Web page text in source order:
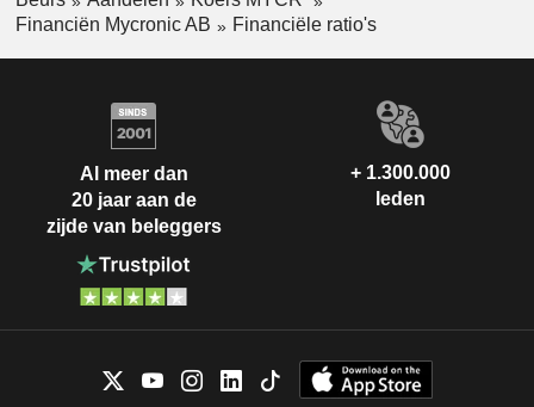
Financiën Mycronic AB
Financiële ratio's
Al meer dan
20 jaar aan de
zijde van beleggers
+ 1.300.000
leden